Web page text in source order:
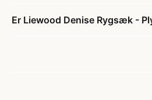
Er Liewood Denise Rygsæk -